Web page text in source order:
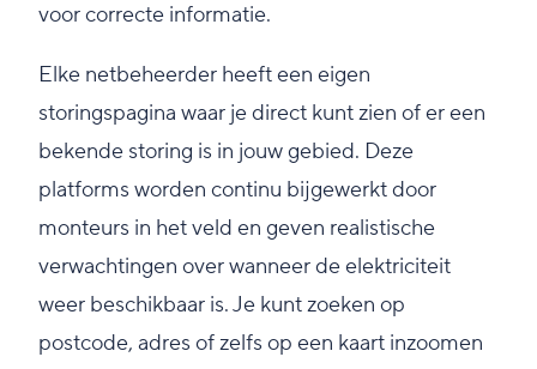
voor correcte informatie.
Elke netbeheerder heeft een eigen
storingspagina waar je direct kunt zien of er een
bekende storing is in jouw gebied. Deze
platforms worden continu bijgewerkt door
monteurs in het veld en geven realistische
verwachtingen over wanneer de elektriciteit
weer beschikbaar is. Je kunt zoeken op
postcode, adres of zelfs op een kaart inzoomen